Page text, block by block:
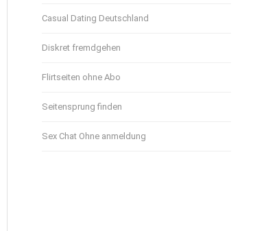
Casual Dating Deutschland
Diskret fremdgehen
Flirtseiten ohne Abo
Seitensprung finden
Sex Chat Ohne anmeldung